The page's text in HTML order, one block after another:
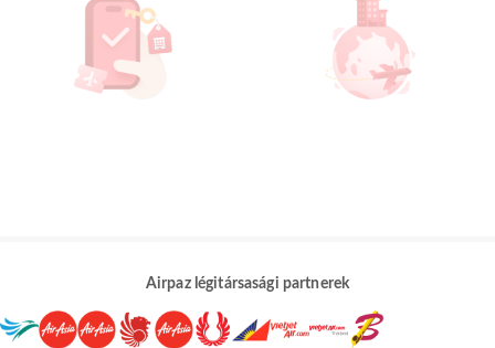
Airpaz légitársasági partnerek